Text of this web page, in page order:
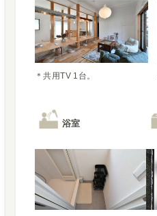
＊共用TV 1台。
浴室